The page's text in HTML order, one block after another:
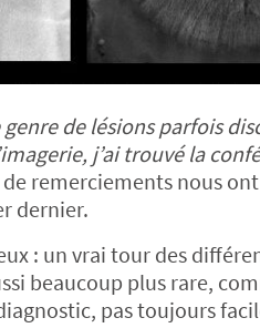
de lésions parfois
j’ai trouvé la
remerciements nous
dernier.
: un vrai tour des
beaucoup plus rare,
pas toujours